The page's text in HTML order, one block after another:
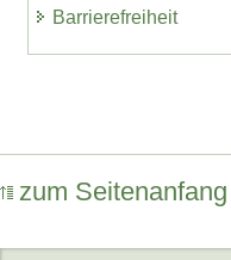
Barrierefreiheit
zum Seitenanfang